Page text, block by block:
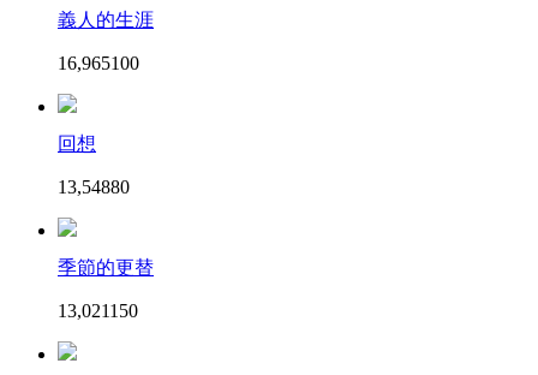
義人的生涯
16,965100
回想
13,54880
季節的更替
13,021150